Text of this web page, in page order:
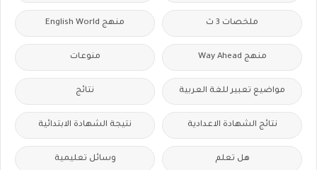
ملخصات 3 ث منهج English World
منهج Way Ahead منوعات
مواضيع تعبير للغة العربية نتائج
نتائج الشهادة الاعدادية نتيجة الشهادة الابتدائية
هل تعلم وسائل تعليمية